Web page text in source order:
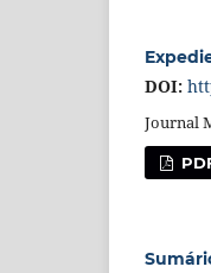
DOI:
Journal